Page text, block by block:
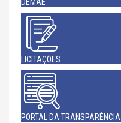
DEMAE
LICITAÇÕES
PORTAL DA TRANSPARÊNCIA